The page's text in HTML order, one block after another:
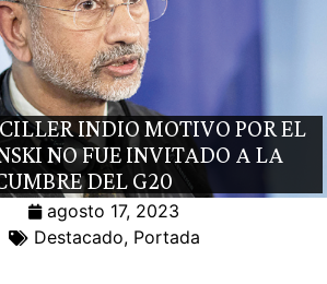
INDIO MOTIVO POR EL
NO FUE INVITADO A LA
DEL G20
agosto 17, 2023
Destacado, Portada